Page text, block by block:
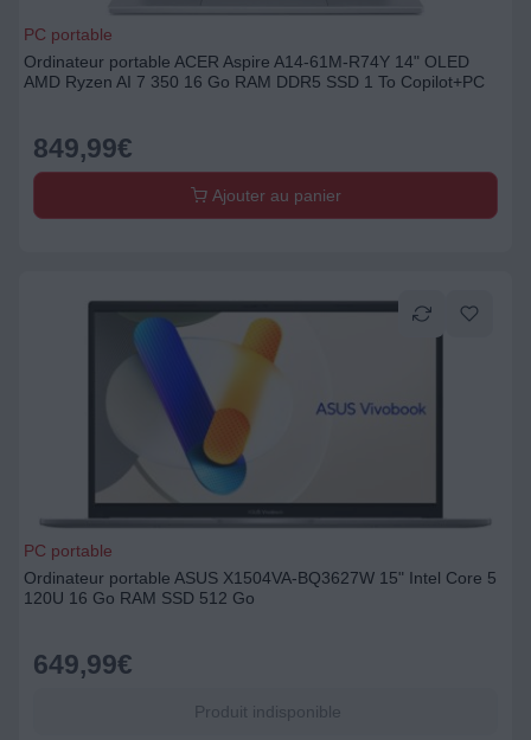
PC portable
Ordinateur portable ACER Aspire A14-61M-R74Y 14" OLED
AMD Ryzen AI 7 350 16 Go RAM DDR5 SSD 1 To Copilot+PC
849,99€
Ajouter au panier
PC portable
Ordinateur portable ASUS X1504VA-BQ3627W 15" Intel Core 5
120U 16 Go RAM SSD 512 Go
649,99€
Produit indisponible